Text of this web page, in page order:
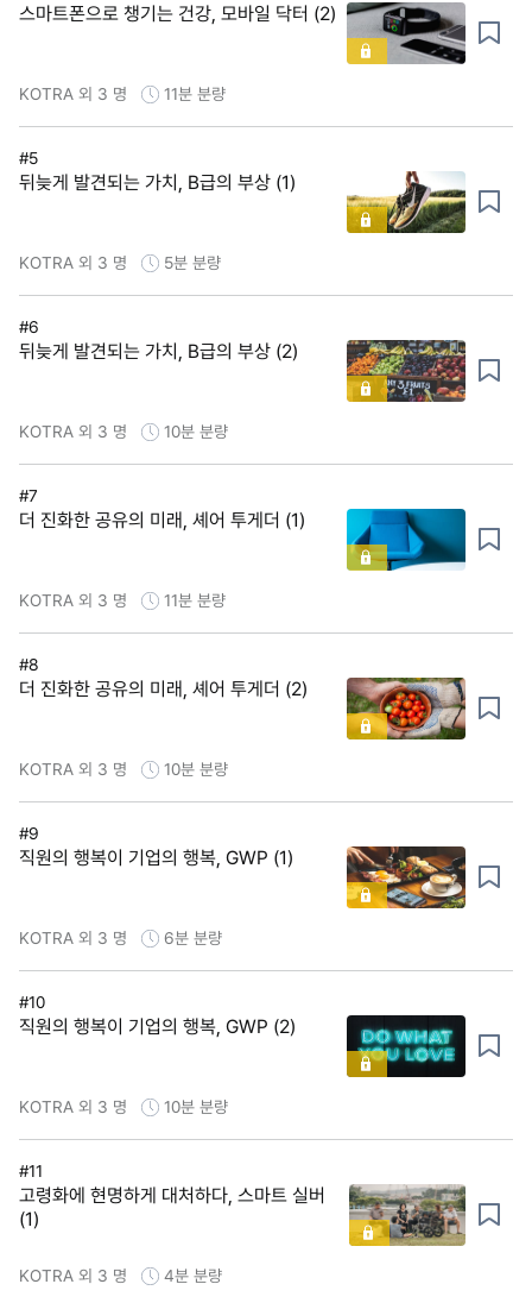
스마트폰으로 챙기는 건강, 모바일 닥터 (2)
KOTRA 외 3 명 11분 분량
#5
뒤늦게 발견되는 가치, B급의 부상 (1)
KOTRA 외 3 명 5분 분량
#6
뒤늦게 발견되는 가치, B급의 부상 (2)
KOTRA 외 3 명 10분 분량
#7
더 진화한 공유의 미래, 셰어 투게더 (1)
KOTRA 외 3 명 11분 분량
#8
더 진화한 공유의 미래, 셰어 투게더 (2)
KOTRA 외 3 명 10분 분량
#9
직원의 행복이 기업의 행복, GWP (1)
KOTRA 외 3 명 6분 분량
#10
직원의 행복이 기업의 행복, GWP (2)
KOTRA 외 3 명 10분 분량
#11
고령화에 현명하게 대처하다, 스마트 실버
(1)
KOTRA 외 3 명 4분 분량